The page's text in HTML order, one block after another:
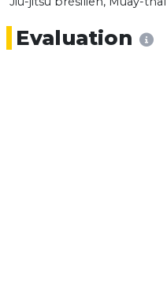
Evaluation